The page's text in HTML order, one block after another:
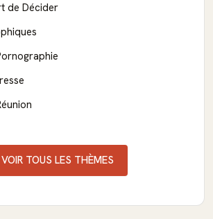
de Décider
VOIR TOUS LES THÈMES